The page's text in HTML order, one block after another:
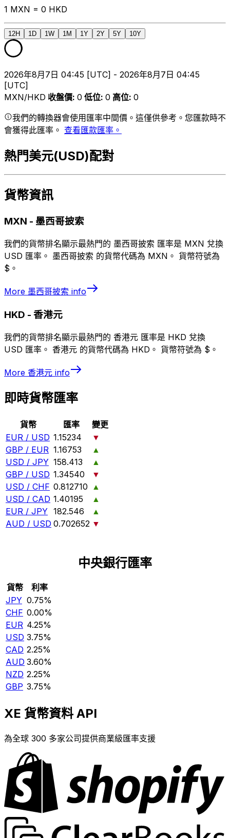
1 MXN = 0 HKD
12H 1D 1W 1M 1Y 2Y 5Y 10Y
2026年8月7日 04:45 [UTC] - 2026年8月7日 04:45
[UTC]
MXN/HKD 收盤價: 0 低位: 0 高位: 0
我們的轉換器會使用匯率中間價。這僅供參考。您匯款時不
會獲得此匯率。 查看匯款匯率。
熱門美元(USD)配對
貨幣資訊
MXN - 墨西哥披索
我們的貨幣排名顯示最熱門的 墨西哥披索 匯率是 MXN 兌換
USD 匯率。 墨西哥披索 的貨幣代碼為 MXN。 貨幣符號為
$。
More 墨西哥披索 info
HKD - 香港元
我們的貨幣排名顯示最熱門的 香港元 匯率是 HKD 兌換
USD 匯率。 香港元 的貨幣代碼為 HKD。 貨幣符號為 $。
More 香港元 info
即時貨幣匯率
貨幣 匯率
變更
EUR / USD 1.15234
▼
GBP / EUR 1.16753
▲
USD / JPY 158.413
▲
GBP / USD 1.34540
▼
USD / CHF 0.812710 ▲
USD / CAD 1.40195
▲
EUR / JPY 182.546
▲
AUD / USD 0.702652 ▼
中央銀行匯率
貨幣
利率
JPY 0.75%
CHF 0.00%
EUR 4.25%
USD 3.75%
CAD 2.25%
AUD 3.60%
NZD 2.25%
GBP 3.75%
XE 貨幣資料 API
為全球 300 多家公司提供商業級匯率支援